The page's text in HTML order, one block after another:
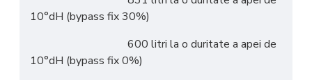
10°dH (bypass fix 30%)
600 litri la o duritate a apei de
10°dH (bypass fix 0%)